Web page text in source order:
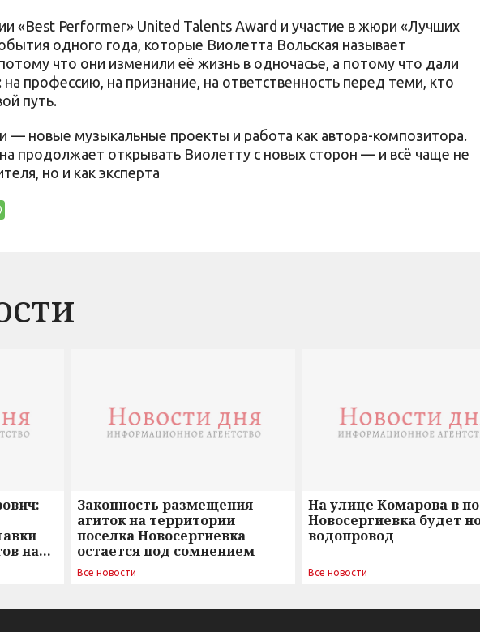
«Best Performer» United Talents Award и участие в жюри «Лучших
одного года, которые Виолетта Вольская называет
что они изменили её жизнь в одночасье, а потому что дали
на профессию, на признание, на ответственность перед теми, кто
путь.
— новые музыкальные проекты и работа как автора-композитора.
продолжает открывать Виолетту с новых сторон — и всё чаще не
но и как эксперта
на
Законность размещения
агиток на территории
поселка Новосергиевка
остается под сомнением
Все новости
На улице Комарова в
Новосергиевка будет
водопровод
Все новости